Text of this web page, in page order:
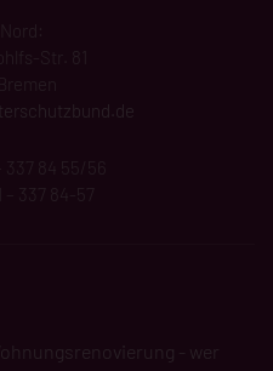
Str. 81
337 84 55/56
– 337 84-57
- wer